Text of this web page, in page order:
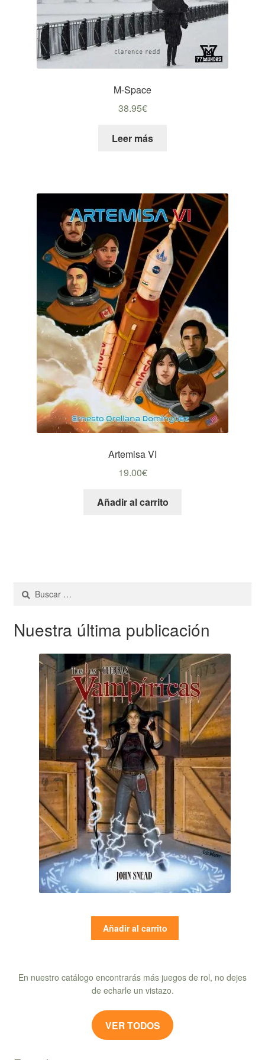
M-Space
38.95€
Leer más
Artemisa VI
19.00€
Añadir al carrito
Buscar:
Nuestra última publicación
Añadir al carrito
En nuestro catálogo encontrarás más juegos de rol, no dejes
de echarle un vistazo.
VER TODOS